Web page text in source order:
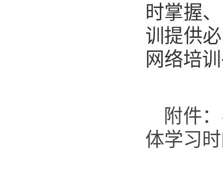
时掌握
训提供
网络培
附件
体学习